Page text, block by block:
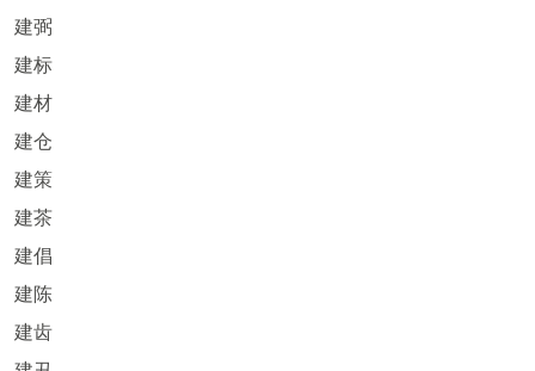
建弼
建标
建材
建仓
建策
建茶
建倡
建陈
建齿